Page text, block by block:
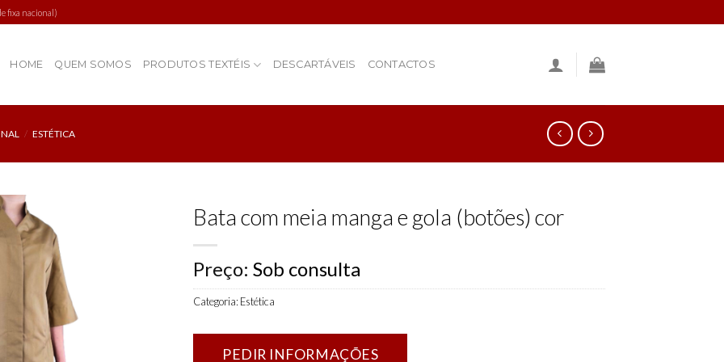
fixa nacional)
HOME QUEM SOMOS PRODUTOS TEXTÉIS DESCARTÁVEIS CONTACTOS
/ ESTÉTICA
Bata com meia manga e gola (botões) cor
Preço: Sob consulta
Categoria: Estética